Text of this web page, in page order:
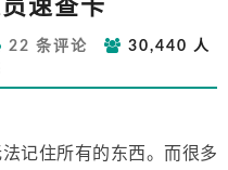
速查卡
评
22 条评论
30,440 人
记住所有的东西。而很多